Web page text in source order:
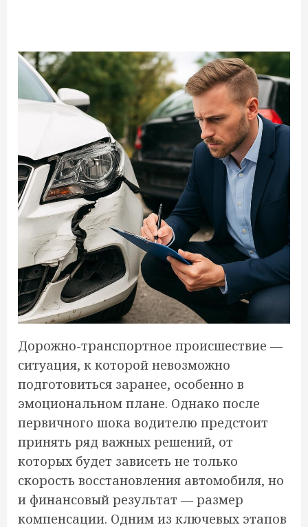
Дорожно-транспортное происшествие —
ситуация, к которой невозможно
подготовиться заранее, особенно в
эмоциональном плане. Однако после
первичного шока водителю предстоит
принять ряд важных решений, от
которых будет зависеть не только
скорость восстановления автомобиля, но
и финансовый результат — размер
компенсации. Одним из ключевых этапов